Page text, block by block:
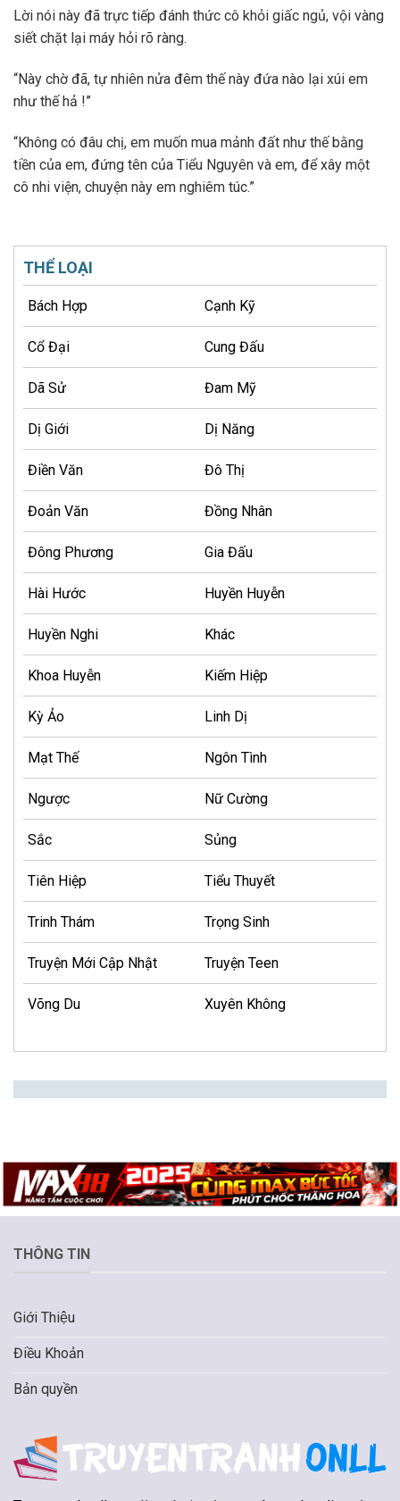
Lời nói này đã trực tiếp đánh thức cô khỏi giấc ngủ, vội vàng
siết chặt lại máy hỏi rõ ràng.
“Này chờ đã, tự nhiên nửa đêm thế này đứa nào lại xúi em
như thế hả !”
“Không có đâu chị, em muốn mua mảnh đất như thế bằng
tiền của em, đứng tên của Tiểu Nguyên và em, để xây một
cô nhi viện, chuyện này em nghiêm túc.”
THỂ LOẠI
Bách Hợp Cạnh Kỹ
Cổ Đại Cung Đấu
Dã Sử Đam Mỹ
Dị Giới Dị Năng
Điền Văn Đô Thị
Đoản Văn Đồng Nhân
Đông Phương Gia Đấu
Hài Hước Huyền Huyễn
Huyền Nghi Khác
Khoa Huyễn Kiếm Hiệp
Kỳ Ảo Linh Dị
Mạt Thế Ngôn Tình
Ngược Nữ Cường
Sắc Sủng
Tiên Hiệp Tiểu Thuyết
Trinh Thám Trọng Sinh
Truyện Mới Cập Nhật Truyện Teen
Võng Du Xuyên Không
THÔNG TIN
Giới Thiệu
Điều Khoản
Bản quyền